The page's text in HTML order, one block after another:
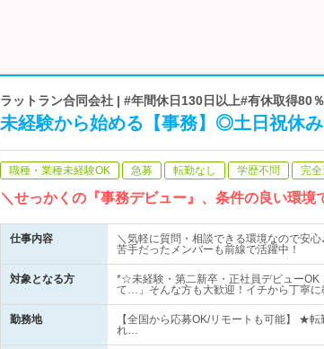
ラットラン合同会社 | #年間休日130日以上#有休取得80
未経験から始める【事務】◎土日祝休
職種・業種未経験OK 急募 転勤なし 学歴不問 完全
＼せっかくの『事務デビュー』、条件の良い環
仕事内容
＼気軽に質問・相談できる環境なので安
苦手だったメンバーも前線で活躍中！
対象となる方
*☆未経験・第二新卒・正社員デビュー
て…」そんな方も大歓迎！イチから丁寧に
勤務地
【全国から応募OK/リモートも可能】 ★
れ…